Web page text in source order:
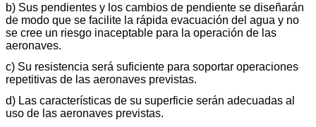
b) Sus pendientes y los cambios de pendiente se diseñarán
de modo que se facilite la rápida evacuación del agua y no
se cree un riesgo inaceptable para la operación de las
aeronaves.
c) Su resistencia será suficiente para soportar operaciones
repetitivas de las aeronaves previstas.
d) Las características de su superficie serán adecuadas al
uso de las aeronaves previstas.